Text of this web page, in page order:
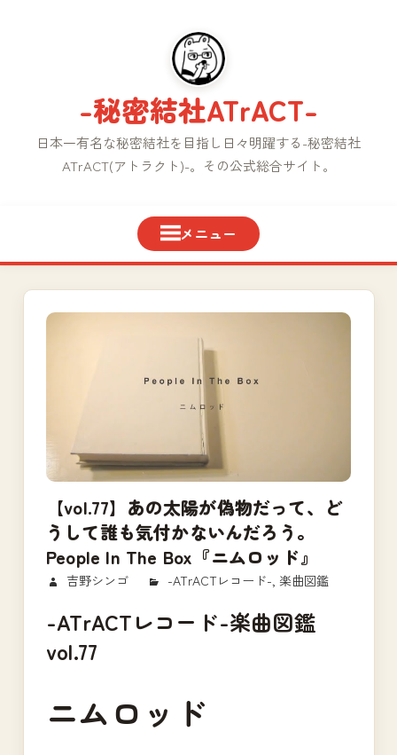
-秘密結社ATrACT-
日本一有名な秘密結社を目指し日々明躍する-秘密結社
ATrACT(アトラクト)-。その公式総合サイト。
【vol.77】あの太陽が偽物だって、ど
うして誰も気付かないんだろう。
People In The Box『ニムロッド』
2018/03/12
吉野シンゴ -ATrACTレコード-, 楽曲図鑑
-ATrACTレコード-楽曲図鑑
vol.77
ニムロッド